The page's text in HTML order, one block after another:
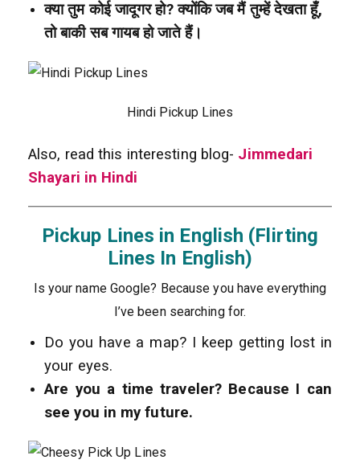
क्या तुम कोई जादूगर हो? क्योंकि जब मैं तुम्हें देखता हूँ,
तो बाकी सब गायब हो जाते हैं।
Hindi Pickup Lines
Also, read this interesting blog- Jimmedari
Shayari in Hindi
Pickup Lines in English (Flirting
Lines In English)
Is your name Google? Because you have everything
I’ve been searching for.
Do you have a map? I keep getting lost in
your eyes.
Are you a time traveler? Because I can
see you in my future.